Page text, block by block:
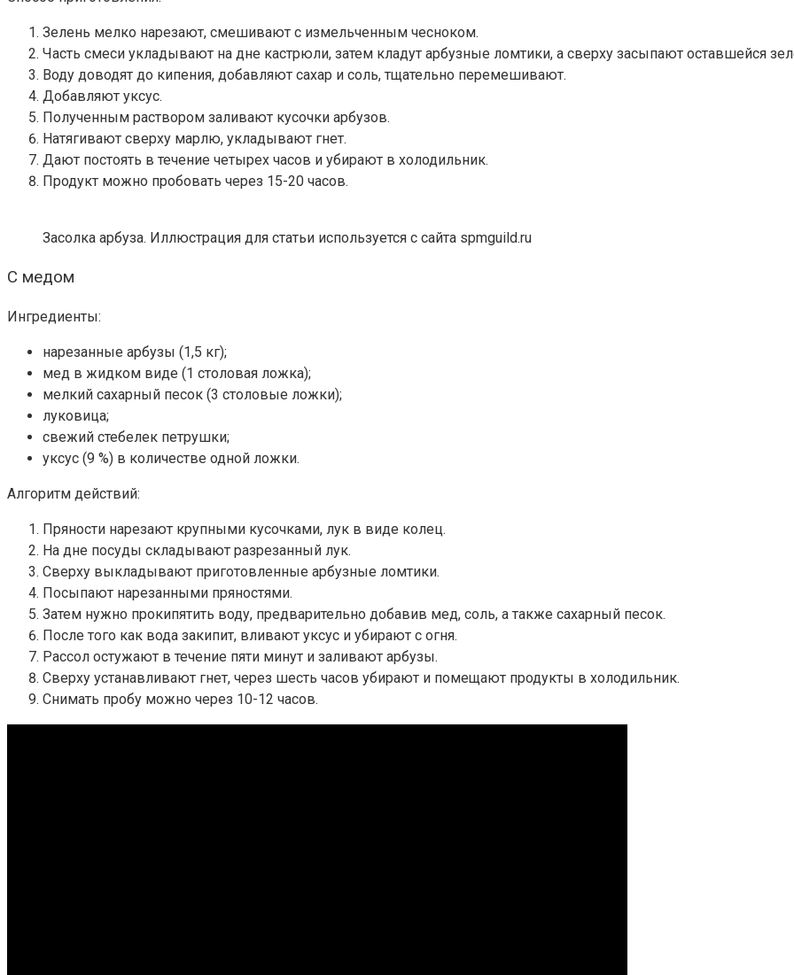
Зелень мелко нарезают, смешивают с измельченным чесноком.
Часть смеси укладывают на дне кастрюли, затем кладут арбузные ломтики, а сверху засыпают оставшейся
Воду доводят до кипения, добавляют сахар и соль, тщательно перемешивают.
Добавляют уксус.
Полученным раствором заливают кусочки арбузов.
Натягивают сверху марлю, укладывают гнет.
Дают постоять в течение четырех часов и убирают в холодильник.
Продукт можно пробовать через 15-20 часов.
Засолка арбуза. Иллюстрация для статьи используется с сайта spmguild.ru
С медом
Ингредиенты:
нарезанные арбузы (1,5 кг);
мед в жидком виде (1 столовая ложка);
мелкий сахарный песок (3 столовые ложки);
луковица;
свежий стебелек петрушки;
уксус (9 %) в количестве одной ложки.
Алгоритм действий:
Пряности нарезают крупными кусочками, лук в виде колец.
На дне посуды складывают разрезанный лук.
Сверху выкладывают приготовленные арбузные ломтики.
Посыпают нарезанными пряностями.
Затем нужно прокипятить воду, предварительно добавив мед, соль, а также сахарный песок.
После того как вода закипит, вливают уксус и убирают с огня.
Рассол остужают в течение пяти минут и заливают арбузы.
Сверху устанавливают гнет, через шесть часов убирают и помещают продукты в холодильник.
Снимать пробу можно через 10-12 часов.